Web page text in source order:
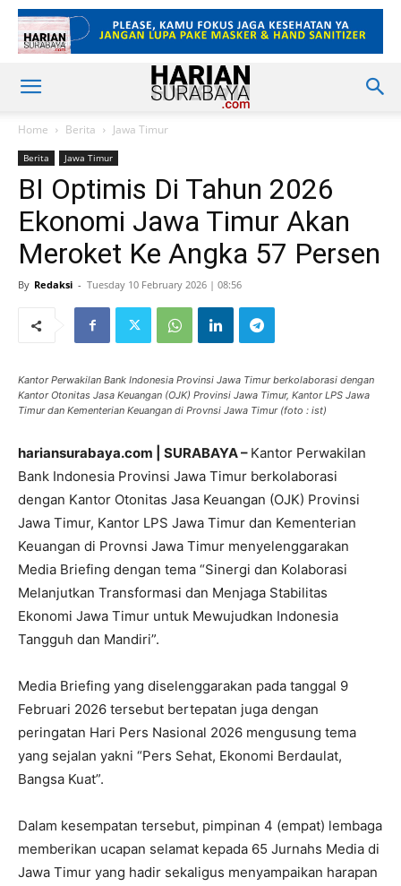
Home Berita Jawa Timur
Berita Jawa Timur
BI Optimis Di Tahun 2026
Ekonomi Jawa Timur Akan
Meroket Ke Angka 57 Persen
By Redaksi - Tuesday 10 February 2026 | 08:56
Kantor Perwakilan Bank Indonesia Provinsi Jawa Timur berkolaborasi dengan
Kantor Otonitas Jasa Keuangan (OJK) Provinsi Jawa Timur, Kantor LPS Jawa
Timur dan Kementerian Keuangan di Provnsi Jawa Timur (foto : ist)
hariansurabaya.com | SURABAYA – Kantor Perwakilan
Bank Indonesia Provinsi Jawa Timur berkolaborasi
dengan Kantor Otonitas Jasa Keuangan (OJK) Provinsi
Jawa Timur, Kantor LPS Jawa Timur dan Kementerian
Keuangan di Provnsi Jawa Timur menyelenggarakan
Media Briefing dengan tema “Sinergi dan Kolaborasi
Melanjutkan Transformasi dan Menjaga Stabilitas
Ekonomi Jawa Timur untuk Mewujudkan Indonesia
Tangguh dan Mandiri”.
Media Briefing yang diselenggarakan pada tanggal 9
Februari 2026 tersebut bertepatan juga dengan
peringatan Hari Pers Nasional 2026 mengusung tema
yang sejalan yakni “Pers Sehat, Ekonomi Berdaulat,
Bangsa Kuat”.
Dalam kesempatan tersebut, pimpinan 4 (empat) lembaga
memberikan ucapan selamat kepada 65 Jurnahs Media di
Jawa Timur yang hadir sekaligus menyampaikan harapan